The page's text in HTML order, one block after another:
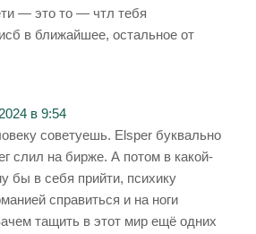
— это то — чтл тебя
в ближайшее, остальное от
в 9:54
советуешь. Elsper буквально
слил на бирже. А потом в какой-
бы в себя прийти, психику
справиться и на ноги
тащить в этот мир ещё одних